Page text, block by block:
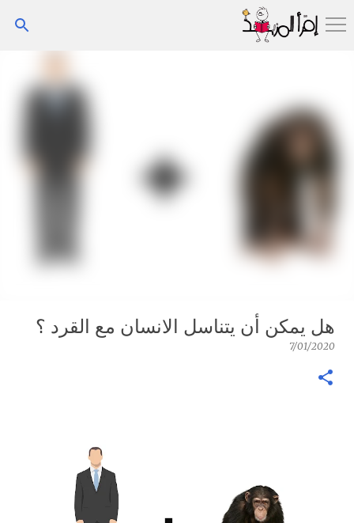
التخطي إلى المحتوى الرئيسي
هل يمكن أن يتناسل الانسان مع القرد ؟
7/01/2020